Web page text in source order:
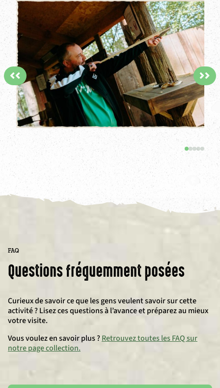
<< >>
FAQ
Questions fréquemment posées
Curieux de savoir ce que les gens veulent savoir sur cette
activité ? Lisez ces questions à l’avance et préparez au mieux
votre visite.
Vous voulez en savoir plus ?Retrouvez toutes les FAQ sur
notre page collection.